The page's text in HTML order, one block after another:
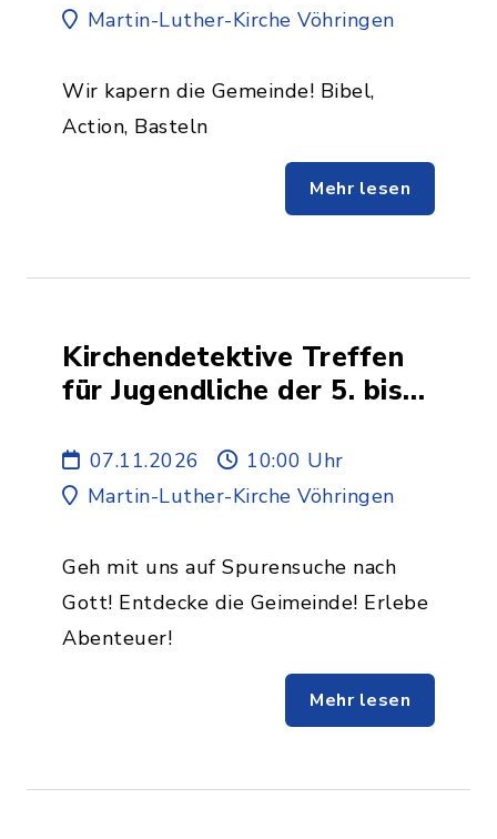
Martin-Luther-Kirche Vöhringen
Wir kapern die Gemeinde! Bibel,
Action, Basteln
Mehr lesen
Kirchendetektive Treffen
für Jugendliche der 5. bis
07.11.2026
10:00 Uhr
Martin-Luther-Kirche Vöhringen
Geh mit uns auf Spurensuche nach
Gott! Entdecke die Geimeinde! Erlebe
Abenteuer!
Mehr lesen